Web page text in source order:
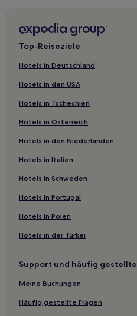
Guangzhou
5-Sterne-Hotels in Dongguan
3-Sterne-Hotels in Dongguan
4-Sterne-Hotels in Huidong
3-Sterne-Hotels in Shenzhen
3-Sterne-Hotels in Huizhou
Hostels in Shenzhen
Changhutou: Hotels
Top-Reiseziele
Hotels in Deutschland
Hotels in den USA
Hotels in Tschechien
Hotels in Österreich
Hotels in den Niederlanden
Hotels in Italien
Hotels in Schweden
Hotels in Portugal
Hotels in Polen
Hotels in der Türkei
Support und häufig gestellte
Meine Buchungen
Häufig gestellte Fragen